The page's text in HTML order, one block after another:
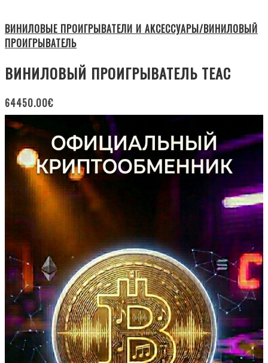
ВИНИЛОВЫЕ ПРОИГРЫВАТЕЛИ И АКСЕССУАРЫ/ВИНИЛОВЫЙ
ПРОИГРЫВАТЕЛЬ
ВИНИЛОВЫЙ ПРОИГРЫВАТЕЛЬ TEAC
64450.00€